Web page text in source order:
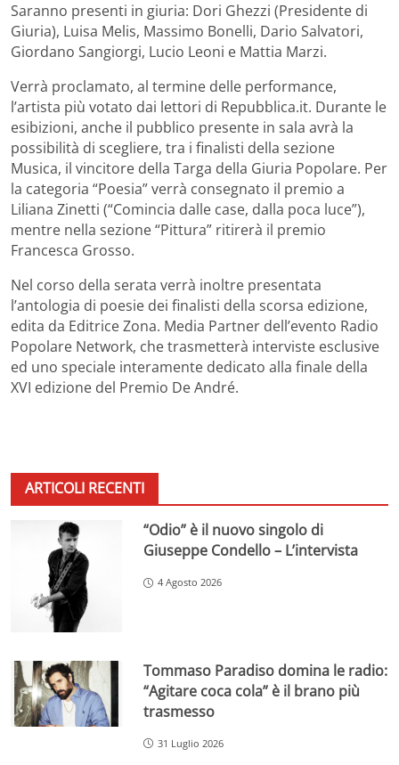
Saranno presenti in giuria: Dori Ghezzi (Presidente di
Giuria), Luisa Melis, Massimo Bonelli, Dario Salvatori,
Giordano Sangiorgi, Lucio Leoni e Mattia Marzi.
Verrà proclamato, al termine delle performance,
l’artista più votato dai lettori di Repubblica.it. Durante le
esibizioni, anche il pubblico presente in sala avrà la
possibilità di scegliere, tra i finalisti della sezione
Musica, il vincitore della Targa della Giuria Popolare. Per
la categoria “Poesia” verrà consegnato il premio a
Liliana Zinetti (“Comincia dalle case, dalla poca luce”),
mentre nella sezione “Pittura” ritirerà il premio
Francesca Grosso.
Nel corso della serata verrà inoltre presentata
l’antologia di poesie dei finalisti della scorsa edizione,
edita da Editrice Zona. Media Partner dell’evento Radio
Popolare Network, che trasmetterà interviste esclusive
ed uno speciale interamente dedicato alla finale della
XVI edizione del Premio De André.
ARTICOLI RECENTI
“Odio” è il nuovo singolo di
Giuseppe Condello – L’intervista
4 Agosto 2026
Tommaso Paradiso domina le radio:
“Agitare coca cola” è il brano più
trasmesso
31 Luglio 2026